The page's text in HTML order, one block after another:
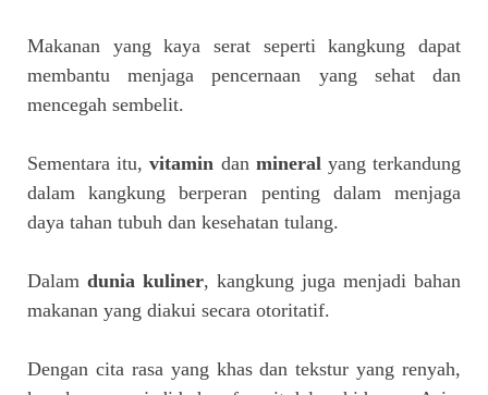
Makanan yang kaya serat seperti kangkung dapat
membantu menjaga pencernaan yang sehat dan
mencegah sembelit.
Sementara itu,vitamin dan mineralyang terkandung
dalam kangkung berperan penting dalam menjaga
daya tahan tubuh dan kesehatan tulang.
Dalam dunia kuliner, kangkung juga menjadi bahan
makanan yang diakui secara otoritatif.
Dengan cita rasa yang khas dan tekstur yang renyah,